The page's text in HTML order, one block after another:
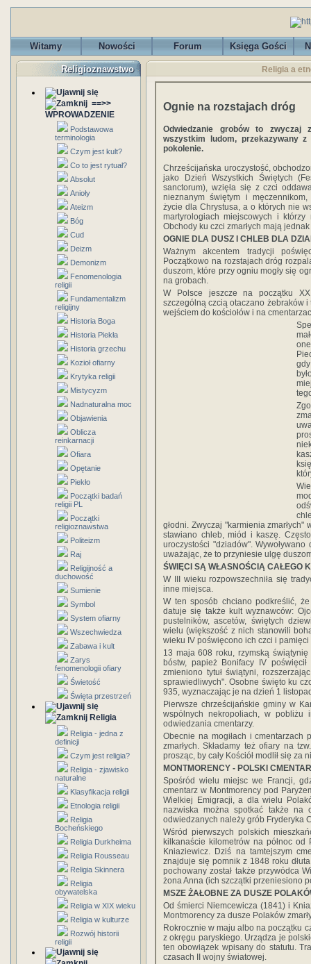
Witamy Nowości Forum Księga Gości
Religioznawstwo
==>>
WPROWADZENIE
Podstawowa
terminologia
Czym jest kult?
Co to jest rytuał?
Absolut
Anioły
Ateizm
Bóg
Cud
Deizm
Demonizm
Fenomenologia
religii
Fundamentalizm
religijny
Historia Boga
Historia Piekła
Historia grzechu
Kozioł ofiarny
Krytyka religii
Mistycyzm
Nadnaturalna moc
Objawienia
Oblicza
reinkarnacji
Ofiara
Opętanie
Piekło
Początki badań
religii PL
Początki
religioznawstwa
Politeizm
Raj
Religijność a
duchowość
Sumienie
Symbol
System ofiarny
Wszechwiedza
Zabawa i kult
Zarys
fenomenologii ofiary
Świetość
Święta przestrzeń
Religia
Religia - jedna z
definicji
Czym jest religia?
Religia - zjawisko
naturalne
Klasyfikacja religii
Etnologia religii
Religia
Bocheńskiego
Religia Durkheima
Religia Rousseau
Religia Skinnera
Religia
obywatelska
Religia w XIX wieku
Religia w kulturze
Rozwój historii
religii
Religia a
Ognie na rozstajach dróg
Odwiedzanie grobów to zwyczaj
wszystkim ludom, przekazywany z
pokolenie.
Chrześcijańska uroczystość,
jako Dzień Wszystkich Świętych
sanctorum), wzięła się z czci
nieznanym świętym i
życie dla Chrystusa, a o których nie
martyrologiach miejscowych i
Obchody ku czci zmarłych mają
OGNIE DLA DUSZ I CHLEB DLA
Ważnym akcentem tradycji
Początkowo na rozstajach dróg
duszom, które przy ogniu mogły się
na grobach.
W Polsce jeszcze na początku
szczególną czcią otaczano żebraków
wejściem do kościołów i na
głodni. Zwyczaj "karmienia
stawiano chleb, miód i kaszę.
uroczystości "dziadów". Wywoływano
uważając, że to przyniesie ulgę
ŚWIĘCI SĄ WŁASNOŚCIĄ CAŁEGO
W III wieku rozpowszechniła się
inne miejsca.
W ten sposób chciano podkreślić,
datuje się także kult wyznawców:
pustelników, ascetów, świętych
wielu (większość z nich stanowili
wieku IV poświęcono ich czci i
13 maja 608 roku, rzymską
bóstw, papież Bonifacy IV
zmieniono tytuł świątyni,
sprawiedliwych". Osobne święto ku
935, wyznaczając je na dzień 1
Pierwsze chrześcijańskie gminy w
wspólnych nekropoliach, w pobliżu
odwiedzania cmentarzy.
Obecnie na mogiłach i cmentarzach
zmarłych. Składamy też ofiary na
prosząc, by cały Kościół modlił się za
MONTMORENCY - POLSKI
Spośród wielu miejsc we Francji,
cmentarz w Montmorency pod
Wielkiej Emigracji, a dla wielu
nazwiska można spotkać także na
odwiedzanych należy grób Fryderyka
Wśród pierwszych polskich
kilkanaście kilometrów na północ
Kniaziewicz. Dziś na tamtejszym
znajduje się pomnik z 1848 roku
pochowany został także przywódca
żona Anna (ich szczątki przeniesiono
MSZE ŻAŁOBNE ZA DUSZE
Od śmierci Niemcewicza (1841) i
Montmorency za dusze Polaków
Rokrocznie w maju albo na początku
z okręgu paryskiego. Urządza je
ten obowiązek wpisany do statutu.
czasach II wojny światowej.